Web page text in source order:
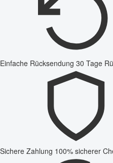
Einfache Rücksendung 30 Tage
Sichere Zahlung 100% sicherer